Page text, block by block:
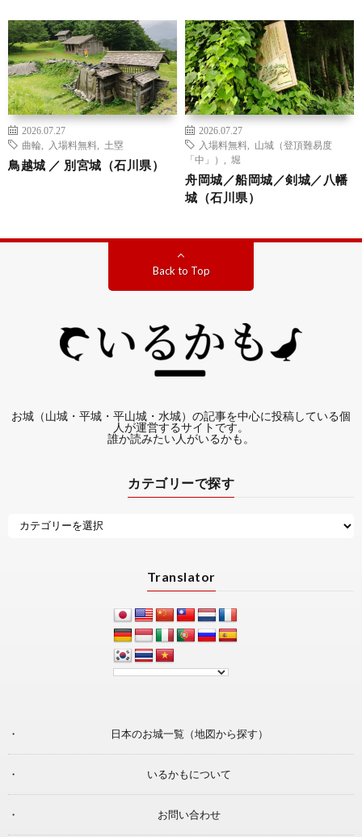
2026.07.27
曲輪
入場料無料 土塁
鳥越城 ／ 別宮城（石川県）
2026.07.27
入場料無料
山城（登頂難易度
「中」）
堀
舟岡城／船岡城／剣城／八幡
城（石川県）
Back to Top
お城（山城・平城・平山城・水城）の記事を中心に投稿している個
人が運営するサイトです。
誰か読みたい人がいるかも。
カテゴリーで探す
Translator
日本のお城一覧（地図から探す）
いるかもについて
お問い合わせ